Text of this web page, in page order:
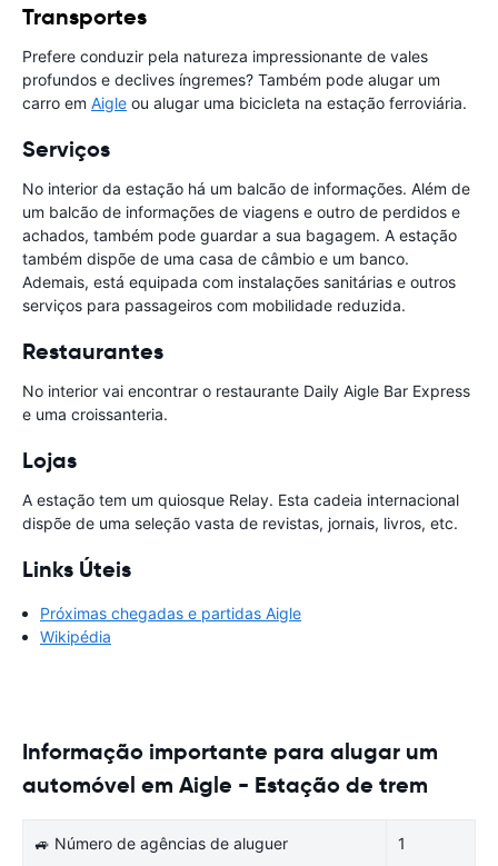
Transportes
Prefere conduzir pela natureza impressionante de vales
profundos e declives íngremes? Também pode alugar um
carro em Aigle ou alugar uma bicicleta na estação ferroviária.
Serviços
No interior da estação há um balcão de informações. Além de
um balcão de informações de viagens e outro de perdidos e
achados, também pode guardar a sua bagagem. A estação
também dispõe de uma casa de câmbio e um banco.
Ademais, está equipada com instalações sanitárias e outros
serviços para passageiros com mobilidade reduzida.
Restaurantes
No interior vai encontrar o restaurante Daily Aigle Bar Express
e uma croissanteria.
Lojas
A estação tem um quiosque Relay. Esta cadeia internacional
dispõe de uma seleção vasta de revistas, jornais, livros, etc.
Links Úteis
Próximas chegadas e partidas Aigle
Wikipédia
Informação importante para alugar um
automóvel em Aigle - Estação de trem
🚙 Número de agências de aluguer 1